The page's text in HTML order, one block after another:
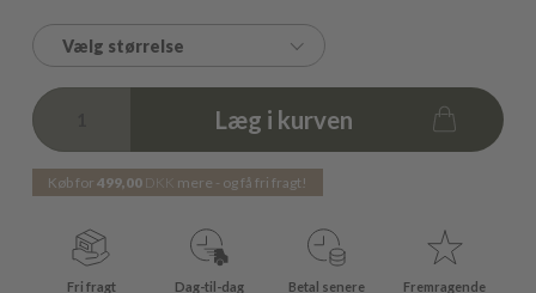
Vælg størrelse
Læg i kurven
Køb for499,00 DKK mere - og få fri fragt!
Fri fragt
Dag-til-dag
Betal senere
Fremragende